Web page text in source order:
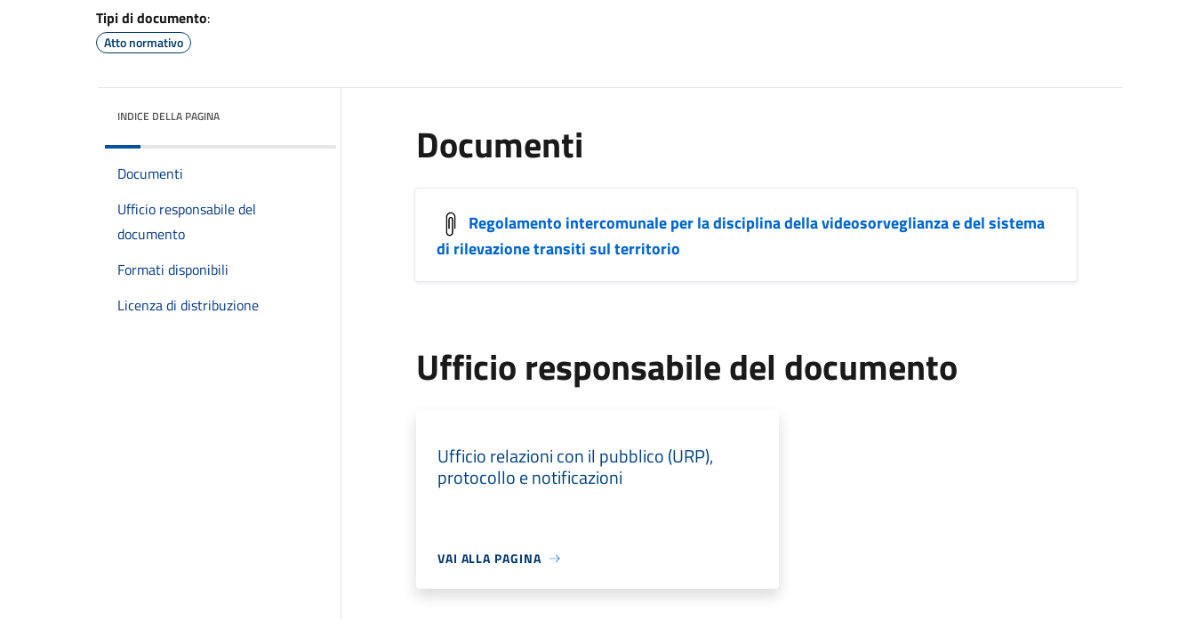
Tipi di documento:
Atto normativo
INDICE DELLA PAGINA
Documenti
Ufficio responsabile del
documento
Formati disponibili
Licenza di distribuzione
Documenti
Regolamento intercomunale per la disciplina della videosorveglianza e del sistema
di rilevazione transiti sul territorio
Ufficio responsabile del documento
Ufficio relazioni con il pubblico (URP),
protocollo e notificazioni
VAI ALLA PAGINA